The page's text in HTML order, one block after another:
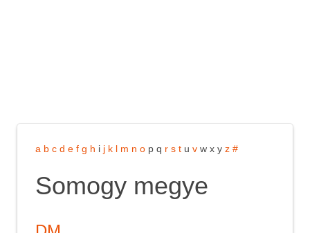
a b c d e f g h i j k l m n o p q r s t u v w x y z #
Somogy megye